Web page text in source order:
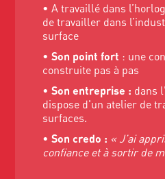
• A travaillé dans
de travailler dans
surface
•Son point fort : une
construite pas à pas
•Son entreprise : dans
dispose d'un atelier de
surfaces.
•Son credo : « J’ai
confiance et à sortir de